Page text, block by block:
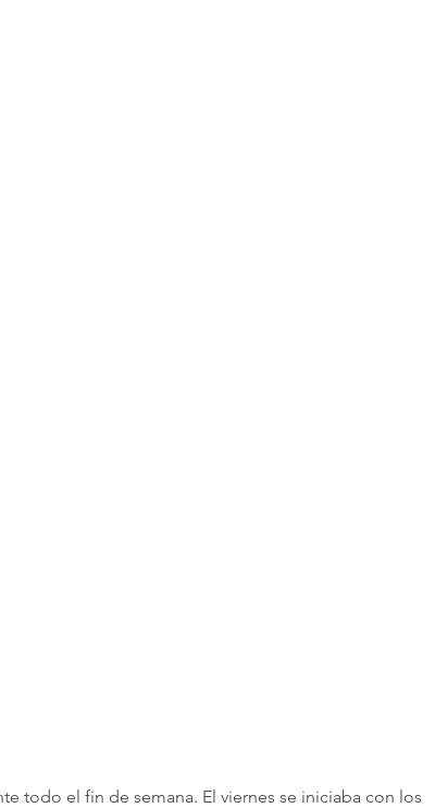
todo el fin de semana. El viernes se iniciaba con los